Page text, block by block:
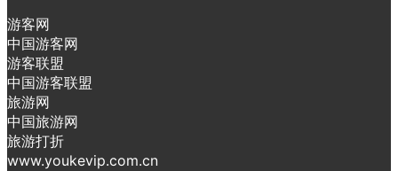
游客网
中国游客网
游客联盟
中国游客联盟
旅游网
中国旅游网
旅游打折
www.youkevip.com.cn